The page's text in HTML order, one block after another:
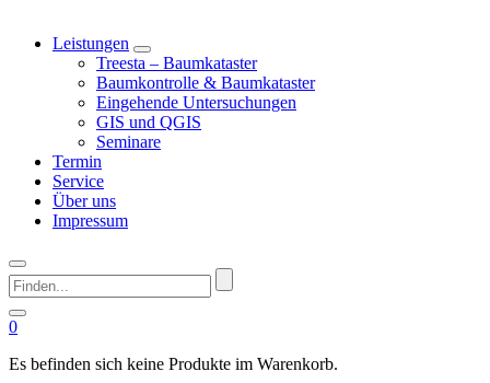
Leistungen
Treesta – Baumkataster
Baumkontrolle & Baumkataster
Eingehende Untersuchungen
GIS und QGIS
Seminare
Termin
Service
Über uns
Impressum
Finden...
0
Es befinden sich keine Produkte im Warenkorb.